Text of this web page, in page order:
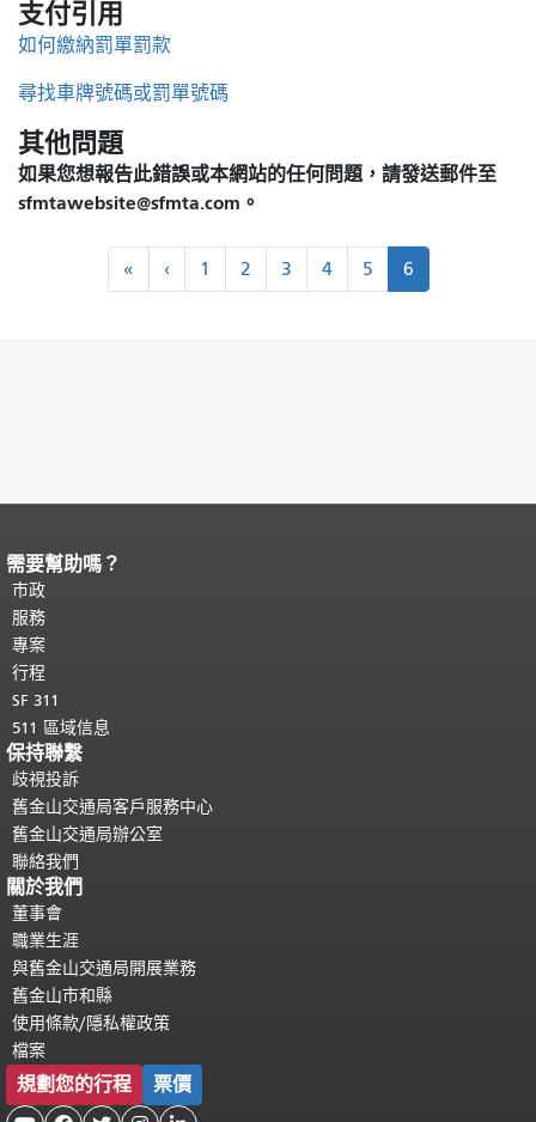
支付引用
如何繳納罰單罰款
尋找車牌號碼或罰單號碼
其他問題
如果您想報告此錯誤或本網站的任何問題，請發送郵件至
sfmtawebsite@sfmta.com。
«「
第
‹‹‹ 1 2 3 4 5 6
頁面內容結束。
都會重複顯示。
需要幫助嗎？
市政
服務
專案
行程
SF 311
511 區域信息
保持聯繫
歧視投訴
舊金山交通局客戶服務中心
舊金山交通局辦公室
聯絡我們
關於我們
董事會
職業生涯
與舊金山交通局開展業務
舊金山市和縣
使用條款/隱私權政策
檔案
規劃您的行程 票價